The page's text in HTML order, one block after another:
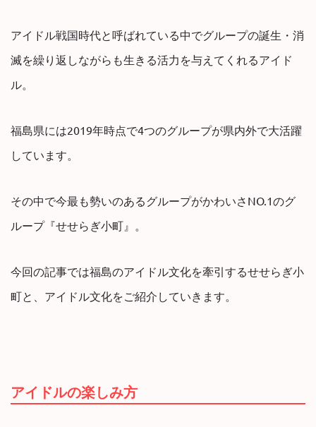
アイドル戦国時代と呼ばれている中でグループの誕生・消
滅を繰り返しながらも生きる活力を与えてくれるアイド
ル。
福島県には2019年時点で4つのグループが県内外で大活躍
しています。
その中で今最も勢いのあるグループがかわいさNO.1のグ
ループ『せせらぎ小町』。
今回の記事では福島のアイドル文化を牽引するせせらぎ小
町と、アイドル文化をご紹介していきます。
アイドルの楽しみ方